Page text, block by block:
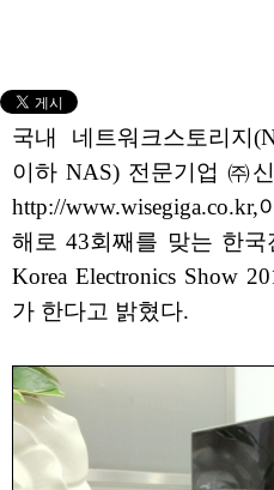
국내 네트워크스토리지
이하 NAS) 전문기업 ㈜
http://
해로 43회째를 맞는 한국
Korea Electronics Show
가 한다고 밝혔다.